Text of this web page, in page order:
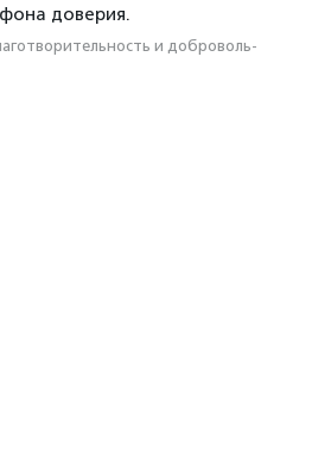
доверия.
и доброволь­